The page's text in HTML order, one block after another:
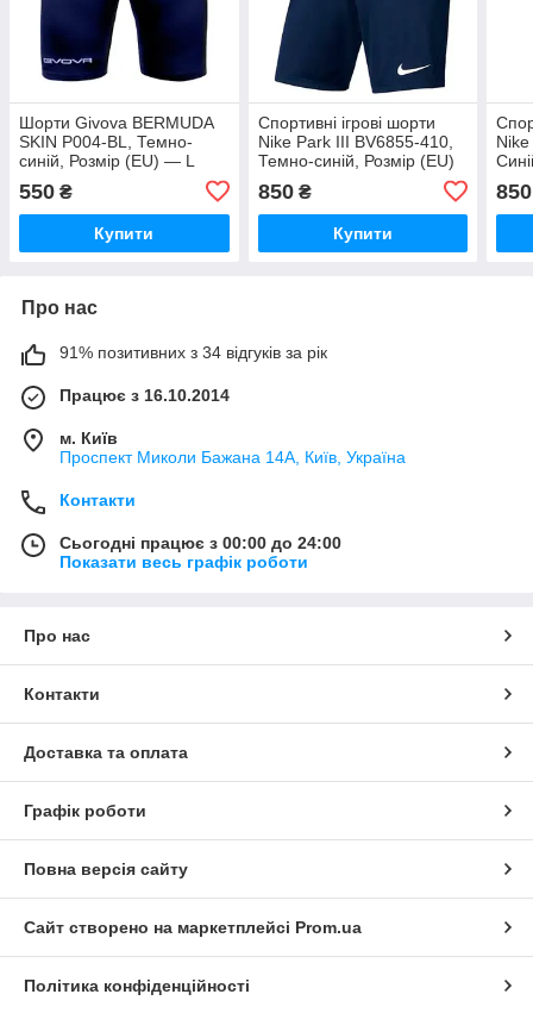
Шорти Givova BERMUDA
SKIN P004-BL, Темно-
синій, Розмір (EU) — L
550 ₴
Купити
Спортивні ігрові шорти
Nike Park III BV6855-410,
Темно-синій, Розмір (EU)
850₴
Купити
850
Про нас
91% позитивних з 34 відгуків за рік
Працює з 16.10.2014
м. Київ
Проспект Миколи Бажана 14А, Київ, Україна
Контакти
Сьогодні працює з 00:00 до 24:00
Показати весь графік роботи
Про нас
Контакти
Доставка та оплата
Графік роботи
Повна версія сайту
Сайт створено на маркетплейсі Prom.ua
Політика конфіденційності